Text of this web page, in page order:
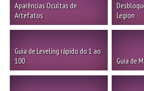
Aparências Ocultas de
Artefatos
Legion
Guia de Leveling rápido do 1 ao
100
Guia de